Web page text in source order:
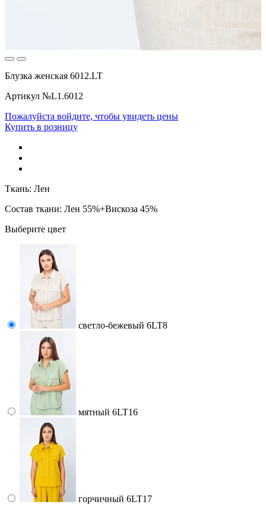
Блузка женская 6012.LT
Артикул №L1.6012
Пожалуйста войдите, чтобы увидеть цены
Купить в розницу
Ткань: Лен
Состав ткани: Лен 55%+Вискоза 45%
Выберите цвет
светло-бежевый 6LT8
мятный 6LT16
горчичный 6LT17